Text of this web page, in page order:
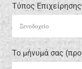
Τύπος Επιχείρησης
Το μήνυμά σας